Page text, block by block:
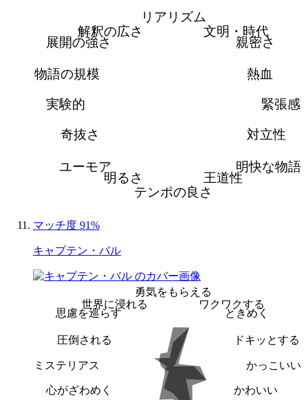
リアリズム
文明・時代
親密さ
熱血
緊張感
対立性
明快な物語
王道性
テンポの良さ
明るさ
ユーモア
奇抜さ
実験的
物語の規模
展開の強さ
解釈の広さ
マッチ度 91%
キャプテン・バル
勇気をもらえる
ワクワクする
ときめく
ドキッとする
かっこいい
かわいい
心がざわめく
ミステリアス
圧倒される
思慮を巡らす
世界に浸れる